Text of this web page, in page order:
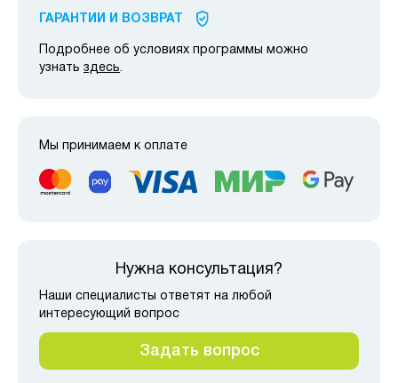
ГАРАНТИИ И ВОЗВРАТ
Подробнее об условиях программы можно
узнать здесь.
Мы принимаем к оплате
Нужна консультация?
Наши специалисты ответят на любой
интересующий вопрос
Задать вопрос